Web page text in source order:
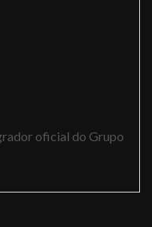
oficial do Grupo